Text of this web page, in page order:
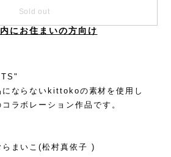
Sold out
にお住まいの方向け
ならないkittokoの素材を使用し
ラボレーション作品です。
まいこ(松村真依子 )